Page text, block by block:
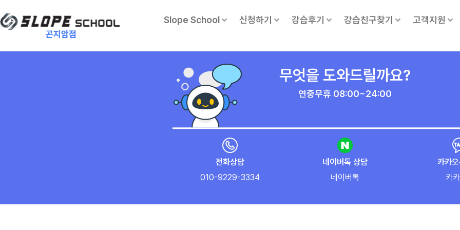
Slope School 신청하기 강습후기 강습친구찾기 고객지원
무엇을 도와드릴까요?
연중무휴 08:00~24:00
전화상담
010-9229-3334
네이버톡 상담
네이버톡
카카
카